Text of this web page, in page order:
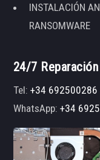
INSTALACIÓN
RANSOMWARE
24/7
Tel:+34 692500286
WhatsApp:+34